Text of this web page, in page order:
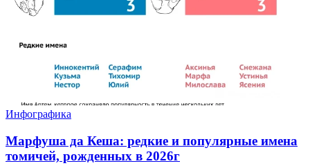
Инфографика
Марфуша да Кеша: редкие и популярные имена
томичей, рожденных в 2026г